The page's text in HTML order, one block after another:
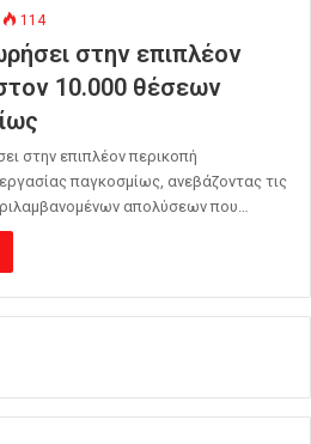
114
στην επιπλέον
10.000 θέσεων
στην επιπλέον περικοπή
παγκοσμίως, ανεβάζοντας τις
απολύσεων που…